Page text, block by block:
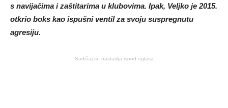
s navijačima i zaštitarima u klubovima. Ipak, Veljko je 2015.
otkrio boks kao ispušni ventil za svoju suspregnutu
agresiju.
Sadržaj se nastavlja ispod oglasa